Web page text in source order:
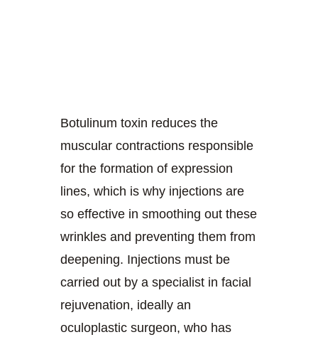
Botulinum toxin reduces the
muscular contractions responsible
for the formation of expression
lines, which is why injections are
so effective in smoothing out these
wrinkles and preventing them from
deepening. Injections must be
carried out by a specialist in facial
rejuvenation, ideally an
oculoplastic surgeon, who has